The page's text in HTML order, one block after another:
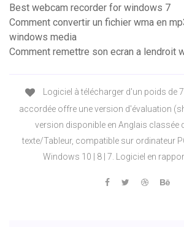
Best webcam recorder for windows 7
Comment convertir un fichier wma en
windows media
Comment remettre son ecran a lendroit
Logiciel à télécharger d'un poids de
accordée offre une version d'évaluation
version disponible en Anglais classée
texte/Tableur, compatible sur ordinateur
Windows 10 | 8 | 7. Logiciel en